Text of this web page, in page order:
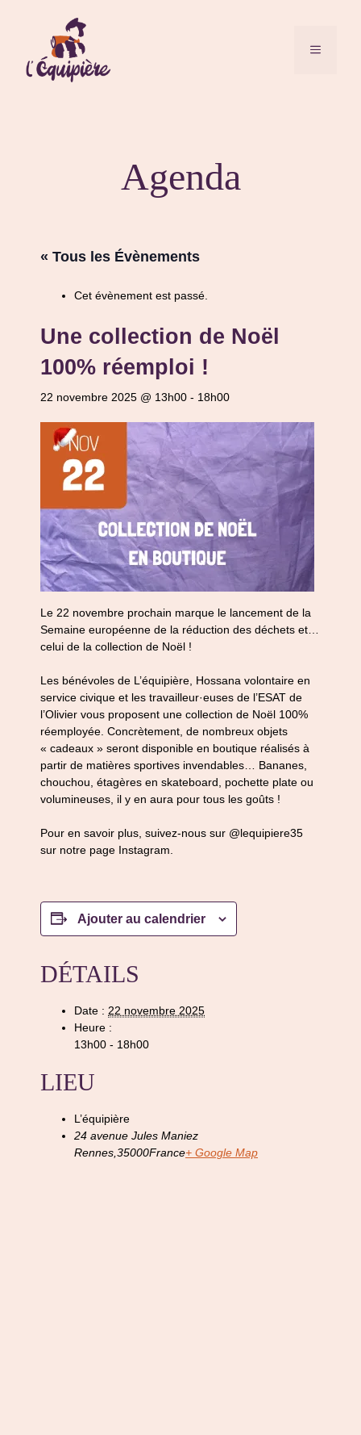
MENU
Agenda
« Tous les Évènements
Cet évènement est passé.
Une collection de Noël
100% réemploi !
22 novembre 2025 @ 13h00 - 18h00
Le 22 novembre prochain marque le lancement de la
Semaine européenne de la réduction des déchets et…
celui de la collection de Noël !
Les bénévoles de L’équipière, Hossana volontaire en
service civique et les travailleur·euses de l’ESAT de
l’Olivier vous proposent une collection de Noël 100%
réemployée. Concrètement, de nombreux objets
« cadeaux » seront disponible en boutique réalisés à
partir de matières sportives invendables… Bananes,
chouchou, étagères en skateboard, pochette plate ou
volumineuses, il y en aura pour tous les goûts !
Pour en savoir plus, suivez-nous sur @lequipiere35
sur notre page Instagram.
Ajouter au calendrier
DÉTAILS
Date : 22 novembre 2025
Heure :
13h00 - 18h00
LIEU
L’équipière
24 avenue Jules Maniez
Rennes 35000France+ Google Map